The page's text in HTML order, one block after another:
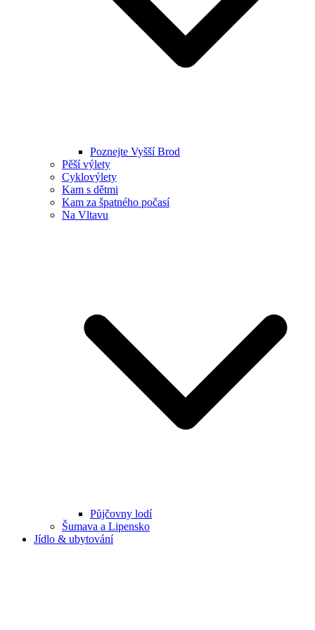
Poznejte Vyšší Brod
Pěší výlety
Cyklovýlety
Kam s dětmi
Kam za špatného počasí
Na Vltavu
Půjčovny lodí
Šumava a Lipensko
Jídlo & ubytování